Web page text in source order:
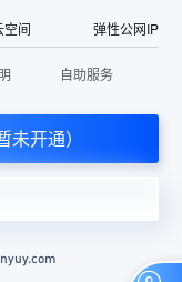
空间 弹性公网IP
自助服务
开通）